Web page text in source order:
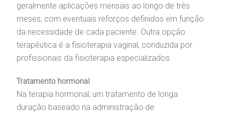
geralmente aplicações mensais ao longo de três
meses, com eventuais reforços definidos em função
da necessidade de cada paciente. Outra opção
terapêutica é a fisioterapia vaginal, conduzida por
profissionais da fisioterapia especializados.
Tratamento hormonal
Na terapia hormonal, um tratamento de longa
duração baseado na administração de